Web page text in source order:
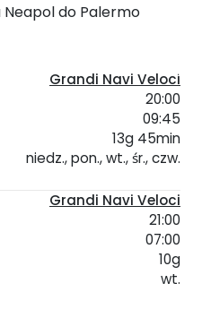
Neapol do Palermo
Grandi Navi Veloci
20:00
09:45
13g 45min
niedz., pon., wt., śr., czw.
Grandi Navi Veloci
21:00
07:00
10g
wt.